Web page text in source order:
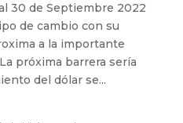
30 de Septiembre 2022
de cambio con su
a la importante
próxima barrera sería
del dólar se...